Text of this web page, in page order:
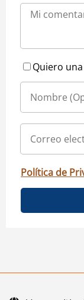
Quiero
Política de